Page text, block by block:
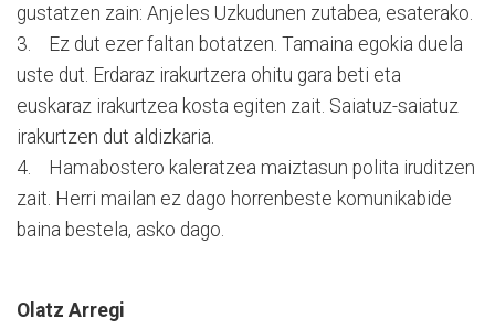
gustatzen zain: Anjeles Uzkudunen zutabea, esaterako.
3. Ez dut ezer faltan botatzen. Tamaina egokia duela
uste dut. Erdaraz irakurtzera ohitu gara beti eta
euskaraz irakurtzea kosta egiten zait. Saiatuz-saiatuz
irakurtzen dut aldizkaria.
4. Hamabostero kaleratzea maiztasun polita iruditzen
zait. Herri mailan ez dago horrenbeste komunikabide
baina bestela, asko dago.
Olatz Arregi